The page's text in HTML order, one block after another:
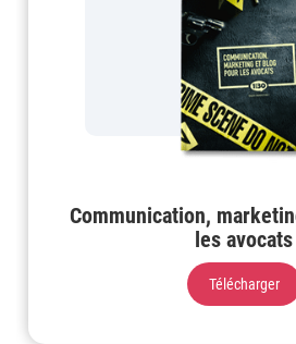
Communication,
les avocats
Télécharger